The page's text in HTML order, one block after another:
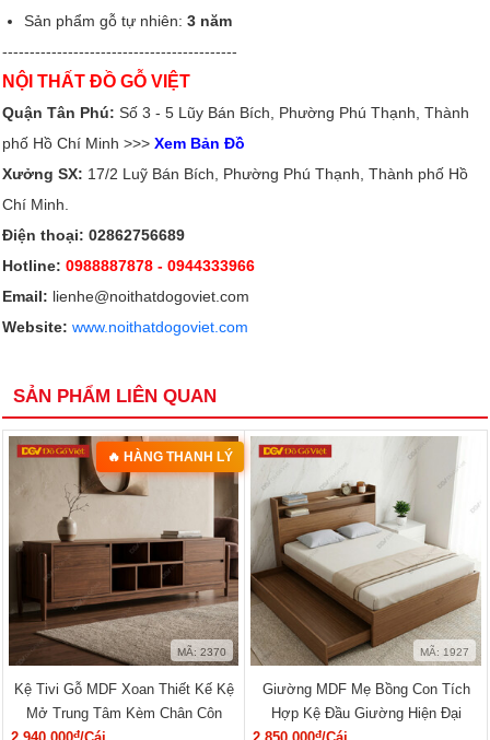
Sản phẩm gỗ tự nhiên:3 năm
-------------------------------------------
NỘI THẤT ĐỒ GỖ VIỆT
Quận Tân Phú: Số 3 - 5 Lũy Bán Bích, Phường Phú Thạnh, Thành
phố Hồ Chí Minh >>> Xem Bản Đồ
Xưởng SX: 17/2 Luỹ Bán Bích, Phường Phú Thạnh, Thành phố Hồ
Chí Minh.
Điện thoại: 02862756689
Hotline:0988887878 - 0944333966
Email: lienhe@noithatdogoviet.com
Website: www.noithatdogoviet.com
SẢN PHẨM LIÊN QUAN
🔥 HÀNG THANH LÝ
MÃ: 2370
Kệ Tivi Gỗ MDF Xoan Thiết Kế Kệ
Mở Trung Tâm Kèm Chân Côn
đ
MÃ: 1927
Giường MDF Mẹ Bồng Con Tích
Hợp Kệ Đầu Giường Hiện Đại
đ